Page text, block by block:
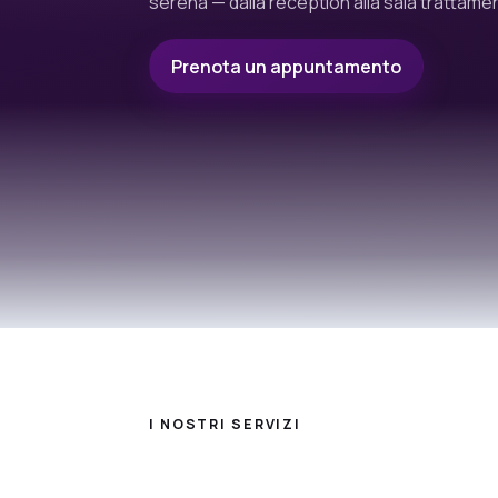
Prenota un appuntamento
I NOSTRI SERVIZI